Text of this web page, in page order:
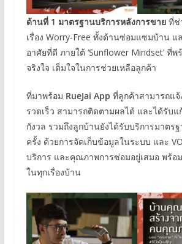
ด้านที่ 1 มาตรฐานบริการหลังการขายที่ช่
เรื่อง Worry-Free ทั้งด้านซ่อมแซมบ้าน แ
อาศัยที่ดี ภายใต้ ‘Sunflower Mindset’ ที่
จริงใจ เต็มใจในการช่วยเหลือลูกค้า
ที่มาพร้อม RueJai App ที่ลูกค้าสามารถแ
รวดเร็ว สามารถติดตามผลได้ และได้รับแ
กังวล รวมถึงลูกบ้านยังได้รับบริการมาตร
ครั้ง ด้วยการจัดเก็บข้อมูลในระบบ และ
บริการ และคุณภาพการซ่อมอยู่เสมอ พร้อ
ในทุกเรื่องบ้าน